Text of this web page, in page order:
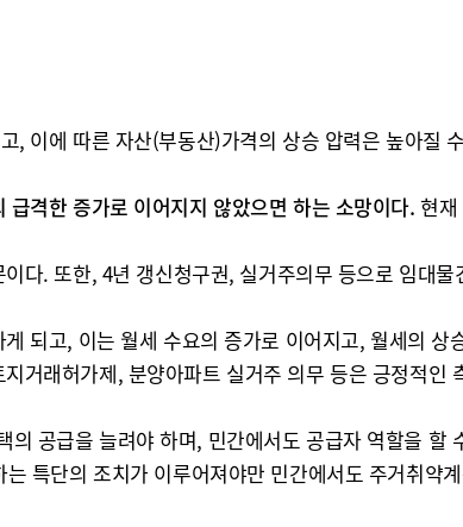
, 이에 따른 자산(부동산)가격의 상승 압력은 높아질
격한 증가로 이어지지 않았으면 하는 소망이다. 현
다. 또한, 4년 갱신청구권, 실거주의무 등으로 임대
되고, 이는 월세 수요의 증가로 이어지고, 월세의
거래허가제, 분양아파트 실거주 의무 등은 긍정적인
의 공급을 늘려야 하며, 민간에서도 공급자 역할을
특단의 조치가 이루어져야만 민간에서도 주거취약